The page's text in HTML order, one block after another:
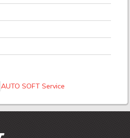
AUTO SOFT Service